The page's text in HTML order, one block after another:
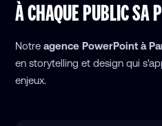
À CHAQUE PUBLIC SA
Notreagence PowerPoint à
en storytelling et design qui
enjeux.